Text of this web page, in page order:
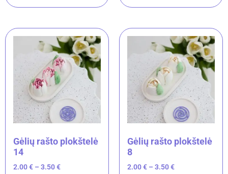
Gėlių rašto plokštelė
14
2.00€ – 3.50€
Gėlių rašto plokštelė
8
2.00€ – 3.50€